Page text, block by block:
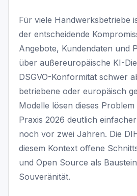
Für viele Handwerksbetriebe
der entscheidende
Angebote, Kundendaten und
über außereuropäische KI-
DSGVO-Konformität schwer
betriebene oder europäisch
Modelle lösen dieses
Praxis 2026 deutlich
noch vor zwei Jahren. Die
diesem Kontext offene
und Open Source als
Souveränität.